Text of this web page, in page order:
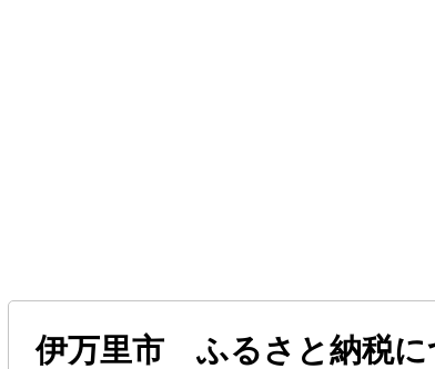
伊万里市 ふるさと納税に